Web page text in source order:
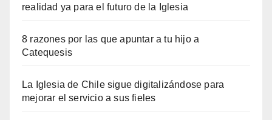
realidad ya para el futuro de la Iglesia
8 razones por las que apuntar a tu hijo a
Catequesis
La Iglesia de Chile sigue digitalizándose para
mejorar el servicio a sus fieles